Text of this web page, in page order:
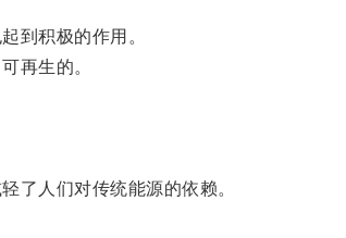
到积极的作用。
再生的。
人们对传统能源的依赖。